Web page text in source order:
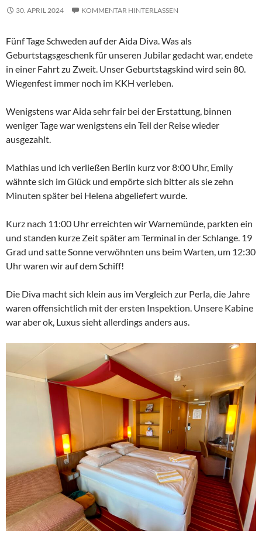
30. APRIL 2024 KOMMENTAR HINTERLASSEN
Fünf Tage Schweden auf der Aida Diva. Was als
Geburtstagsgeschenk für unseren Jubilar gedacht war, endete
in einer Fahrt zu Zweit. Unser Geburtstagskind wird sein 80.
Wiegenfest immer noch im KKH verleben.
Wenigstens war Aida sehr fair bei der Erstattung, binnen
weniger Tage war wenigstens ein Teil der Reise wieder
ausgezahlt.
Mathias und ich verließen Berlin kurz vor 8:00 Uhr, Emily
wähnte sich im Glück und empörte sich bitter als sie zehn
Minuten später bei Helena abgeliefert wurde.
Kurz nach 11:00 Uhr erreichten wir Warnemünde, parkten ein
und standen kurze Zeit später am Terminal in der Schlange. 19
Grad und satte Sonne verwöhnten uns beim Warten, um 12:30
Uhr waren wir auf dem Schiff!
Die Diva macht sich klein aus im Vergleich zur Perla, die Jahre
waren offensichtlich mit der ersten Inspektion. Unsere Kabine
war aber ok, Luxus sieht allerdings anders aus.